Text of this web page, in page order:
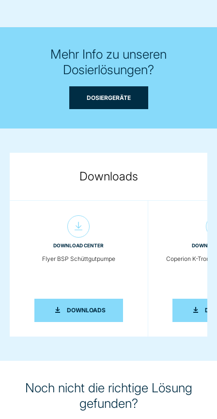
Mehr Info zu unseren
Dosierlösungen?
DOSIERGERÄTE
Downloads
DOWNLOAD CENTER
Flyer BSP Schüttgutpumpe
DOWNLOADSFLYER BSP SCHÜTTGUTPUMPE
Coperion K-Tron
Noch nicht die richtige Lösung
gefunden?